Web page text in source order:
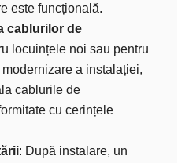
este funcțională.
cablurilor de
locuințele noi sau pentru
a instalației,
cablurile de
cu cerințele
: După instalare, un